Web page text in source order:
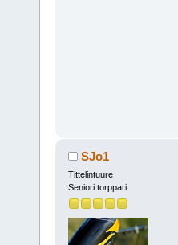
SJo1
Tittelintuure
Seniori torppari